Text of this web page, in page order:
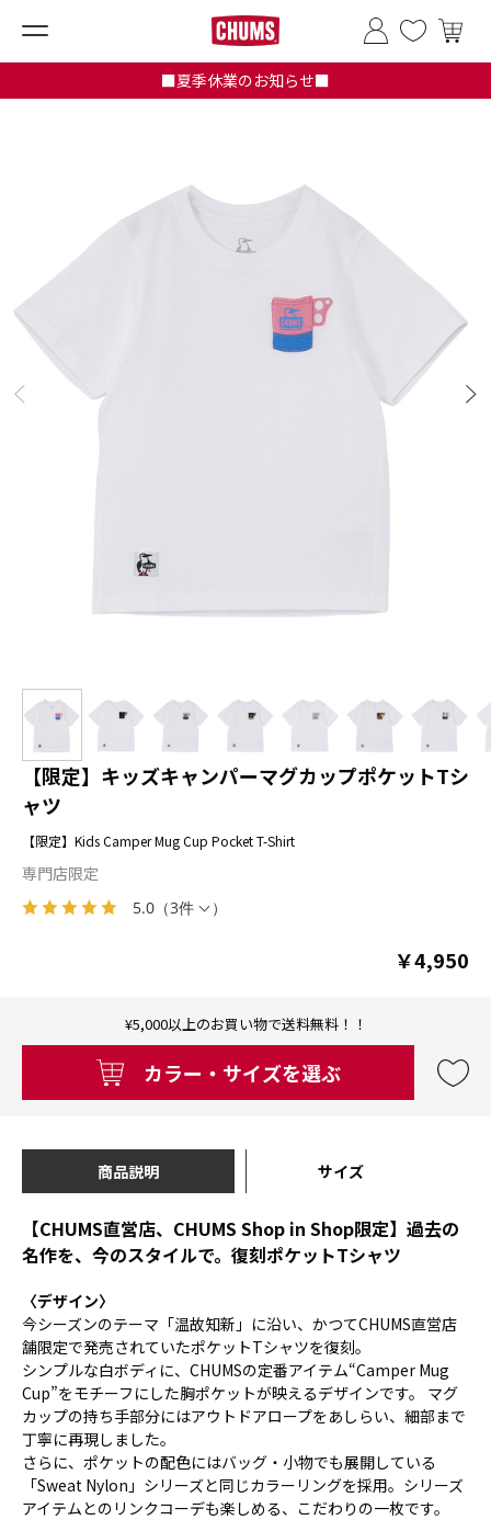
■夏季休業のお知らせ■
5.0 （3件 ）
【限定】キッズキャンパーマグカップポケットTシ
ャツ
【限定】Kids Camper Mug Cup Pocket T-Shirt
専門店限定
￥4,950
¥5,000以上のお買い物で送料無料！！
カラー・サイズを選ぶ
商品説明 サイズ
【CHUMS直営店、CHUMS Shop in Shop限定】過去の
名作を、今のスタイルで。復刻ポケットTシャツ
〈デザイン〉
今シーズンのテーマ「温故知新」に沿い、かつてCHUMS直営店
舗限定で発売されていたポケットTシャツを復刻。
シンプルな白ボディに、CHUMSの定番アイテム“Camper Mug
Cup”をモチーフにした胸ポケットが映えるデザインです。 マグ
カップの持ち手部分にはアウトドアロープをあしらい、細部まで
丁寧に再現しました。
さらに、ポケットの配色にはバッグ・小物でも展開している
「Sweat Nylon」シリーズと同じカラーリングを採用。シリーズ
アイテムとのリンクコーデも楽しめる、こだわりの一枚です。